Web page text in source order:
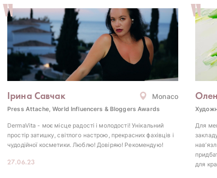
Ірина Савчак Monaco
Press Attache, World Influencers & Bloggers Awards
DermaVita - моє місце радості і молодості! Унікальний
простір затишку, світлого настрою, прекрасних фахівців і
чудодійної косметики. Люблю! Довіряю! Рекомендую!
27.06.23
Для
для